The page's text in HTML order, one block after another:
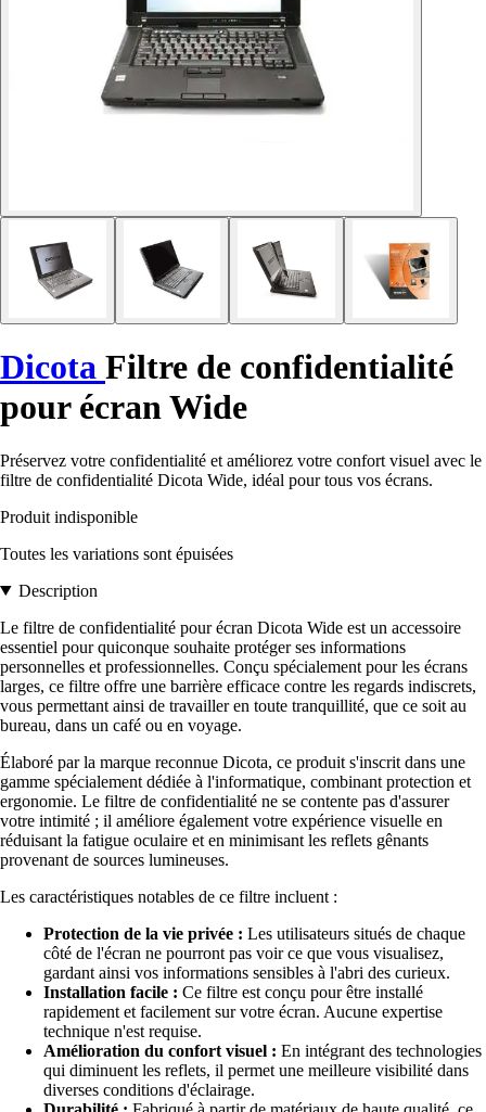
Dicota Filtre de confidentialité
pour écran Wide
Préservez votre confidentialité et améliorez votre confort visuel avec le
filtre de confidentialité Dicota Wide, idéal pour tous vos écrans.
Produit indisponible
Toutes les variations sont épuisées
Description
Le filtre de confidentialité pour écran Dicota Wide est un accessoire
essentiel pour quiconque souhaite protéger ses informations
personnelles et professionnelles. Conçu spécialement pour les écrans
larges, ce filtre offre une barrière efficace contre les regards indiscrets,
vous permettant ainsi de travailler en toute tranquillité, que ce soit au
bureau, dans un café ou en voyage.
Élaboré par la marque reconnue Dicota, ce produit s'inscrit dans une
gamme spécialement dédiée à l'informatique, combinant protection et
ergonomie. Le filtre de confidentialité ne se contente pas d'assurer
votre intimité ; il améliore également votre expérience visuelle en
réduisant la fatigue oculaire et en minimisant les reflets gênants
provenant de sources lumineuses.
Les caractéristiques notables de ce filtre incluent :
Protection de la vie privée : Les utilisateurs situés de chaque
côté de l'écran ne pourront pas voir ce que vous visualisez,
gardant ainsi vos informations sensibles à l'abri des curieux.
Installation facile : Ce filtre est conçu pour être installé
rapidement et facilement sur votre écran. Aucune expertise
technique n'est requise.
Amélioration du confort visuel : En intégrant des technologies
qui diminuent les reflets, il permet une meilleure visibilité dans
diverses conditions d'éclairage.